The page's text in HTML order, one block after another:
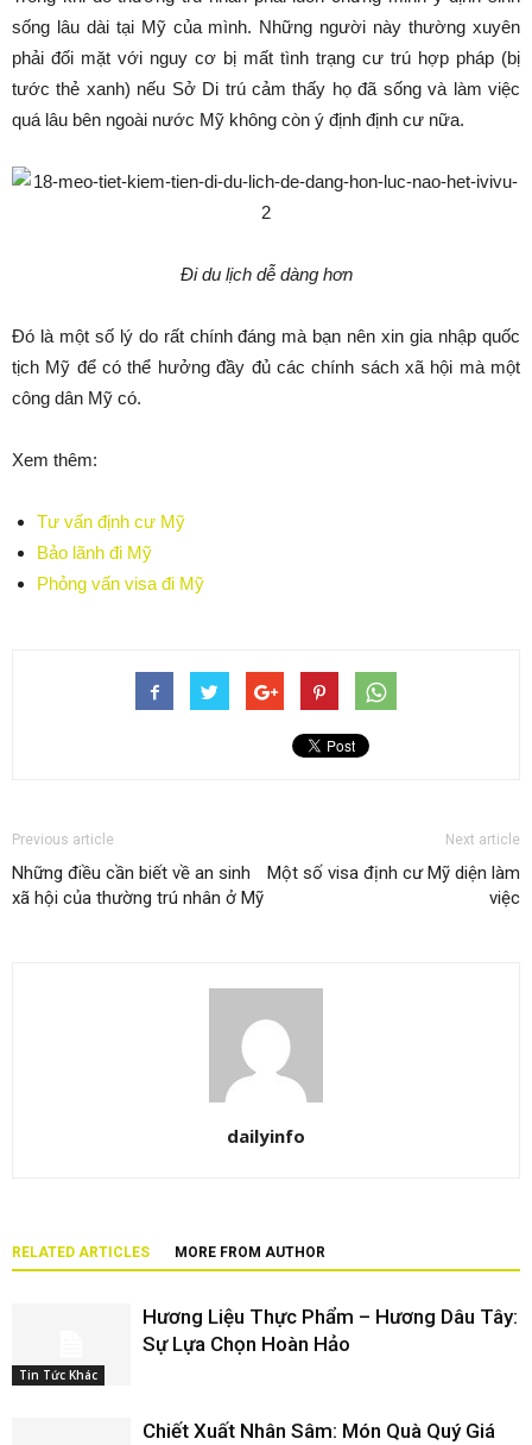
sống lâu dài tại Mỹ của mình. Những người này thường xuyên
phải đối mặt với nguy cơ bị mất tình trạng cư trú hợp pháp (bị
tước thẻ xanh) nếu Sở Di trú cảm thấy họ đã sống và làm việc
quá lâu bên ngoài nước Mỹ không còn ý định định cư nữa.
Đi du lịch dễ dàng hơn
Đó là một số lý do rất chính đáng mà bạn nên xin gia nhập quốc
tịch Mỹ để có thể hưởng đầy đủ các chính sách xã hội mà một
công dân Mỹ có.
Xem thêm:
Tư vấn định cư Mỹ
Bảo lãnh đi Mỹ
Phỏng vấn visa đi Mỹ
Previous article
Những điều cần biết về an sinh
xã hội của thường trú nhân ở Mỹ
Next article
Một số visa định cư Mỹ diện làm
việc
dailyinfo
RELATED ARTICLES MORE FROM AUTHOR
Tin Tức Khác
Hương Liệu Thực Phẩm – Hương Dâu Tây:
Sự Lựa Chọn Hoàn Hảo
Chiết Xuất Nhân Sâm: Món Quà Quý Giá